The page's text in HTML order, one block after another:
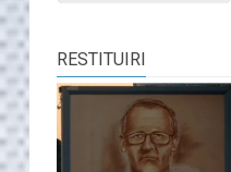
RESTITUIRI